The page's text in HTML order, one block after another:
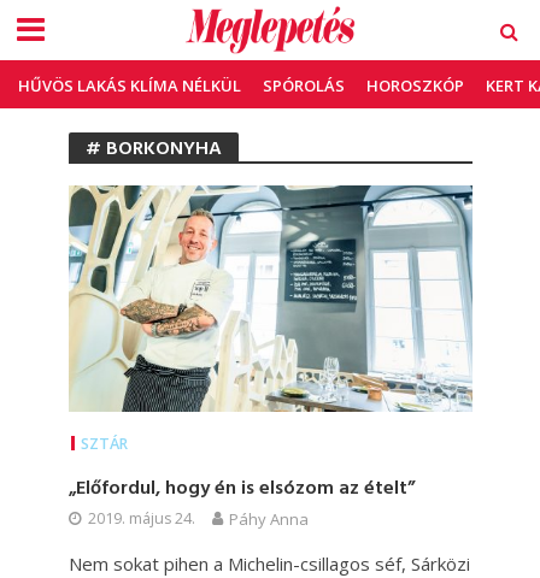
HŰVÖS LAKÁS KLÍMA NÉLKÜL SPÓROLÁS HOROSZKÓP KERT
# BORKONYHA
SZTÁR
„Előfordul, hogy én is elsózom az ételt”
2019. május 24. Páhy Anna
Nem sokat pihen a Michelin-csillagos séf, Sárközi